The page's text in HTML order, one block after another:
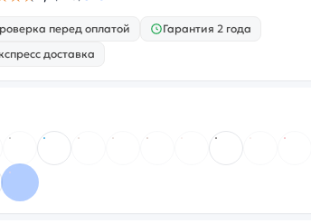
перед оплатой
Гарантия 2 года
доставка